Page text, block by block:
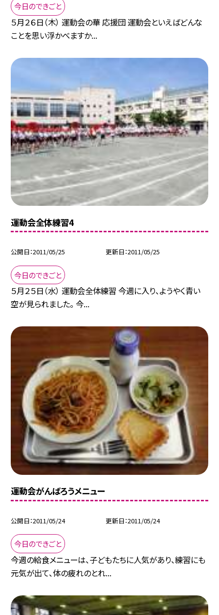
今日のできごと
５月２６日（木） 運動会の華 応援団 運動会といえばどんな
ことを思い浮かべますか...
運動会全体練習4
公開日 2011/05/25 更新日 2011/05/25
今日のできごと
５月２５日（水） 運動会全体練習 今週に入り、ようやく青い
空が見られました。 今...
運動会がんばろうメニュー
公開日 2011/05/24 更新日 2011/05/24
今日のできごと
今週の給食メニューは、子どもたちに人気があり、練習にも
元気が出て、体の疲れのとれ...